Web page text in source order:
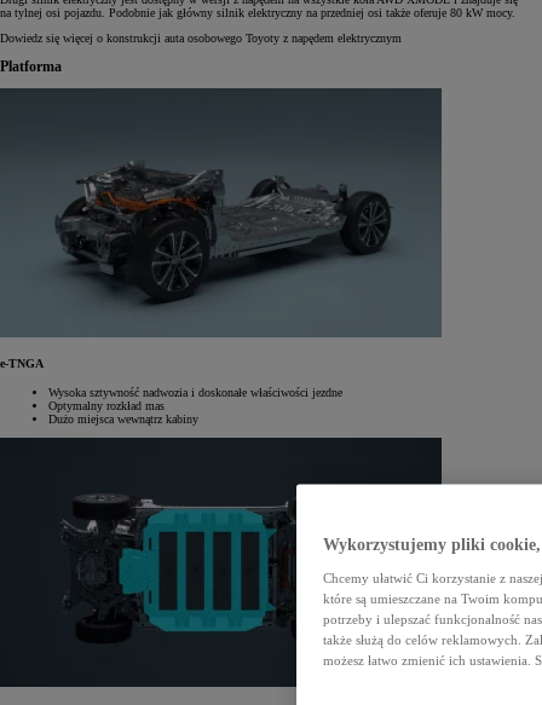
na tylnej osi pojazdu. Podobnie jak główny silnik elektryczny na przedniej osi także oferuje 80 kW mocy.
Dowiedz się więcej o konstrukcji auta osobowego Toyoty z napędem elektrycznym
Platforma
e-TNGA
Wysoka sztywność nadwozia i doskonałe właściwości jezdne
Optymalny rozkład mas
Dużo miejsca wewnątrz kabiny
Wykorzystujemy pliki
Chcemy ułatwić Ci korzystanie z
które są umieszczane na Twoim
potrzeby i ulepszać funkcjonalność
także służą do celów reklamowych.
możesz łatwo zmienić ich ustawienia.